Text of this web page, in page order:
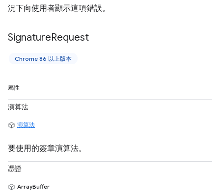
況下向使用者顯示這項錯誤。
SignatureRequest
Chrome 86 以上版本
屬性
演算法
演算法
要使用的簽章演算法。
憑證
ArrayBuffer